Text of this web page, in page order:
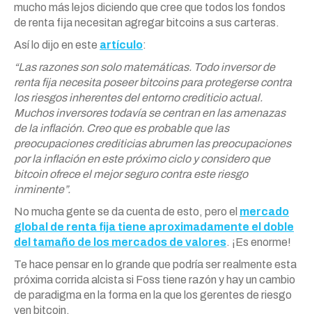
mucho más lejos diciendo que cree que todos los fondos
de renta fija necesitan agregar bitcoins a sus carteras.
Así lo dijo en este artículo:
“Las razones son solo matemáticas. Todo inversor de
renta fija necesita poseer bitcoins para protegerse contra
los riesgos inherentes del entorno crediticio actual.
Muchos inversores todavía se centran en las amenazas
de la inflación. Creo que es probable que las
preocupaciones crediticias abrumen las preocupaciones
por la inflación en este próximo ciclo y considero que
bitcoin ofrece el mejor seguro contra este riesgo
inminente”.
No mucha gente se da cuenta de esto, pero el mercado
global de renta fija tiene aproximadamente el doble
del tamaño de los mercados de valores. ¡Es enorme!
Te hace pensar en lo grande que podría ser realmente esta
próxima corrida alcista si Foss tiene razón y hay un cambio
de paradigma en la forma en la que los gerentes de riesgo
ven bitcoin.